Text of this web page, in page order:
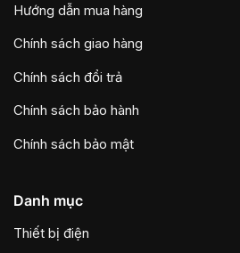
Hướng dẫn mua hàng
Chính sách giao hàng
Chính sách đổi trả
Chính sách bảo hành
Chính sách bảo mật
Danh mục
Thiết bị điện